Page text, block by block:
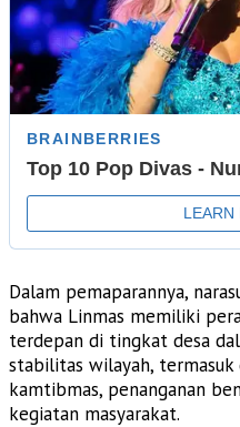
Dalam pemaparannya,
bahwa Linmas memiliki
terdepan di tingkat desa
stabilitas wilayah, termasuk
kamtibmas, penanganan
kegiatan masyarakat.